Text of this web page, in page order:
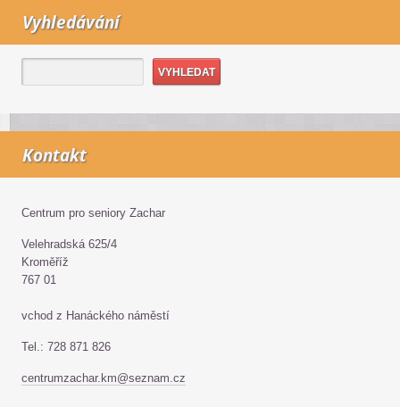
Vyhledávání
Kontakt
Centrum pro seniory Zachar
Velehradská 625/4
Kroměříž
767 01
vchod z Hanáckého náměstí
Tel.: 728 871 826
centrumzachar.km@seznam.cz